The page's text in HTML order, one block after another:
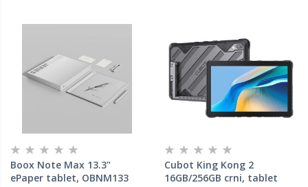
Boox Note Max 13.3"
ePaper tablet, OBNM133
Cubot King Kong 2
16GB/256GB crni, tablet